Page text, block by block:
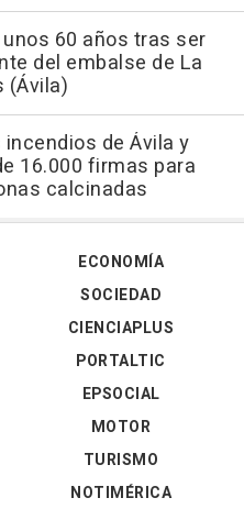
60 años tras ser
del embalse de La
(Ávila)
de Ávila y
16.000 firmas para
calcinadas
ECONOMÍA
SOCIEDAD
CIENCIAPLUS
PORTALTIC
EPSOCIAL
MOTOR
TURISMO
NOTIMÉRICA